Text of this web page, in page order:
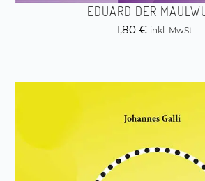
EDUARD DER
1,80 € inkl. MwSt